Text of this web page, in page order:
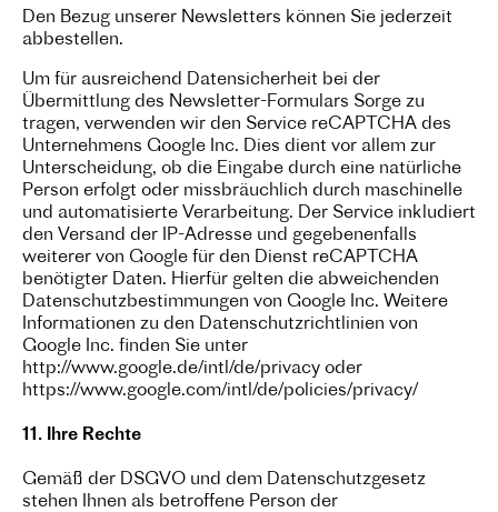
Den Bezug unserer Newsletters können Sie jederzeit
abbestellen.
Um für ausreichend Datensicherheit bei der
Übermittlung des Newsletter-Formulars Sorge zu
tragen, verwenden wir den Service reCAPTCHA des
Unternehmens Google Inc. Dies dient vor allem zur
Unterscheidung, ob die Eingabe durch eine natürliche
Person erfolgt oder missbräuchlich durch maschinelle
und automatisierte Verarbeitung. Der Service inkludiert
den Versand der IP-Adresse und gegebenenfalls
weiterer von Google für den Dienst reCAPTCHA
benötigter Daten. Hierfür gelten die abweichenden
Datenschutzbestimmungen von Google Inc. Weitere
Informationen zu den Datenschutzrichtlinien von
Google Inc. finden Sie unter
http://www.google.de/intl/de/privacy oder
https://www.google.com/intl/de/policies/privacy/
11. Ihre Rechte
Gemäß der DSGVO und dem Datenschutzgesetz
stehen Ihnen als betroffene Person der